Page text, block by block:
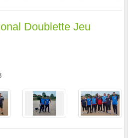
Doublette Jeu